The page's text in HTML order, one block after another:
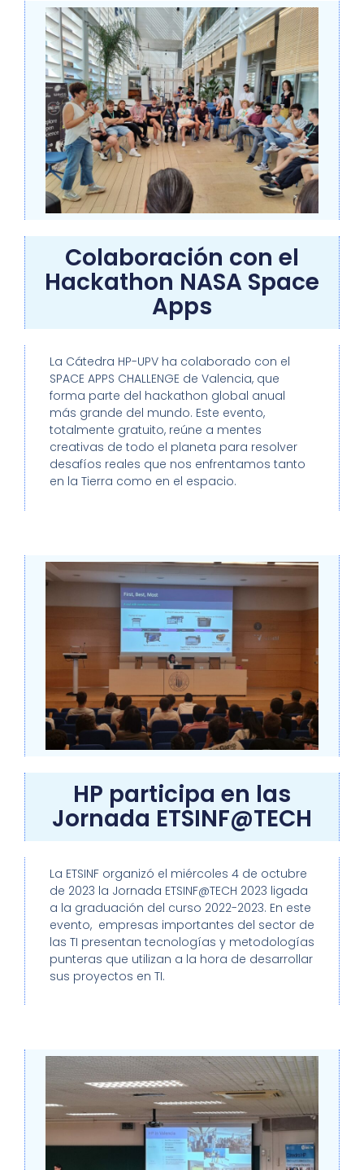
Colaboración con el
Hackathon NASA Space
Apps
La Cátedra HP-UPV ha colaborado con el
SPACE APPS CHALLENGE de Valencia, que
forma parte del hackathon global anual
más grande del mundo. Este evento,
totalmente gratuito, reúne a mentes
creativas de todo el planeta para resolver
desafíos reales que nos enfrentamos tanto
en la Tierra como en el espacio.
HP participa en las
Jornada ETSINF@TECH
La ETSINF organizó el miércoles 4 de octubre
de 2023 la Jornada ETSINF@TECH 2023 ligada
a la graduación del curso 2022-2023. En este
evento, empresas importantes del sector de
las TI presentan tecnologías y metodologías
punteras que utilizan a la hora de desarrollar
sus proyectos en TI.